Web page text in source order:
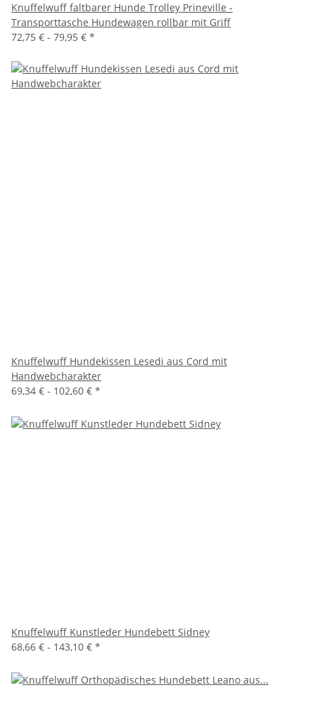
Knuffelwuff faltbarer Hunde Trolley Prineville -
Transporttasche Hundewagen rollbar mit Griff
72,75 € - 79,95 € *
Knuffelwuff Hundekissen Lesedi aus Cord mit
Handwebcharakter
69,34 € - 102,60 € *
Knuffelwuff Kunstleder Hundebett Sidney
68,66 € - 143,10 € *